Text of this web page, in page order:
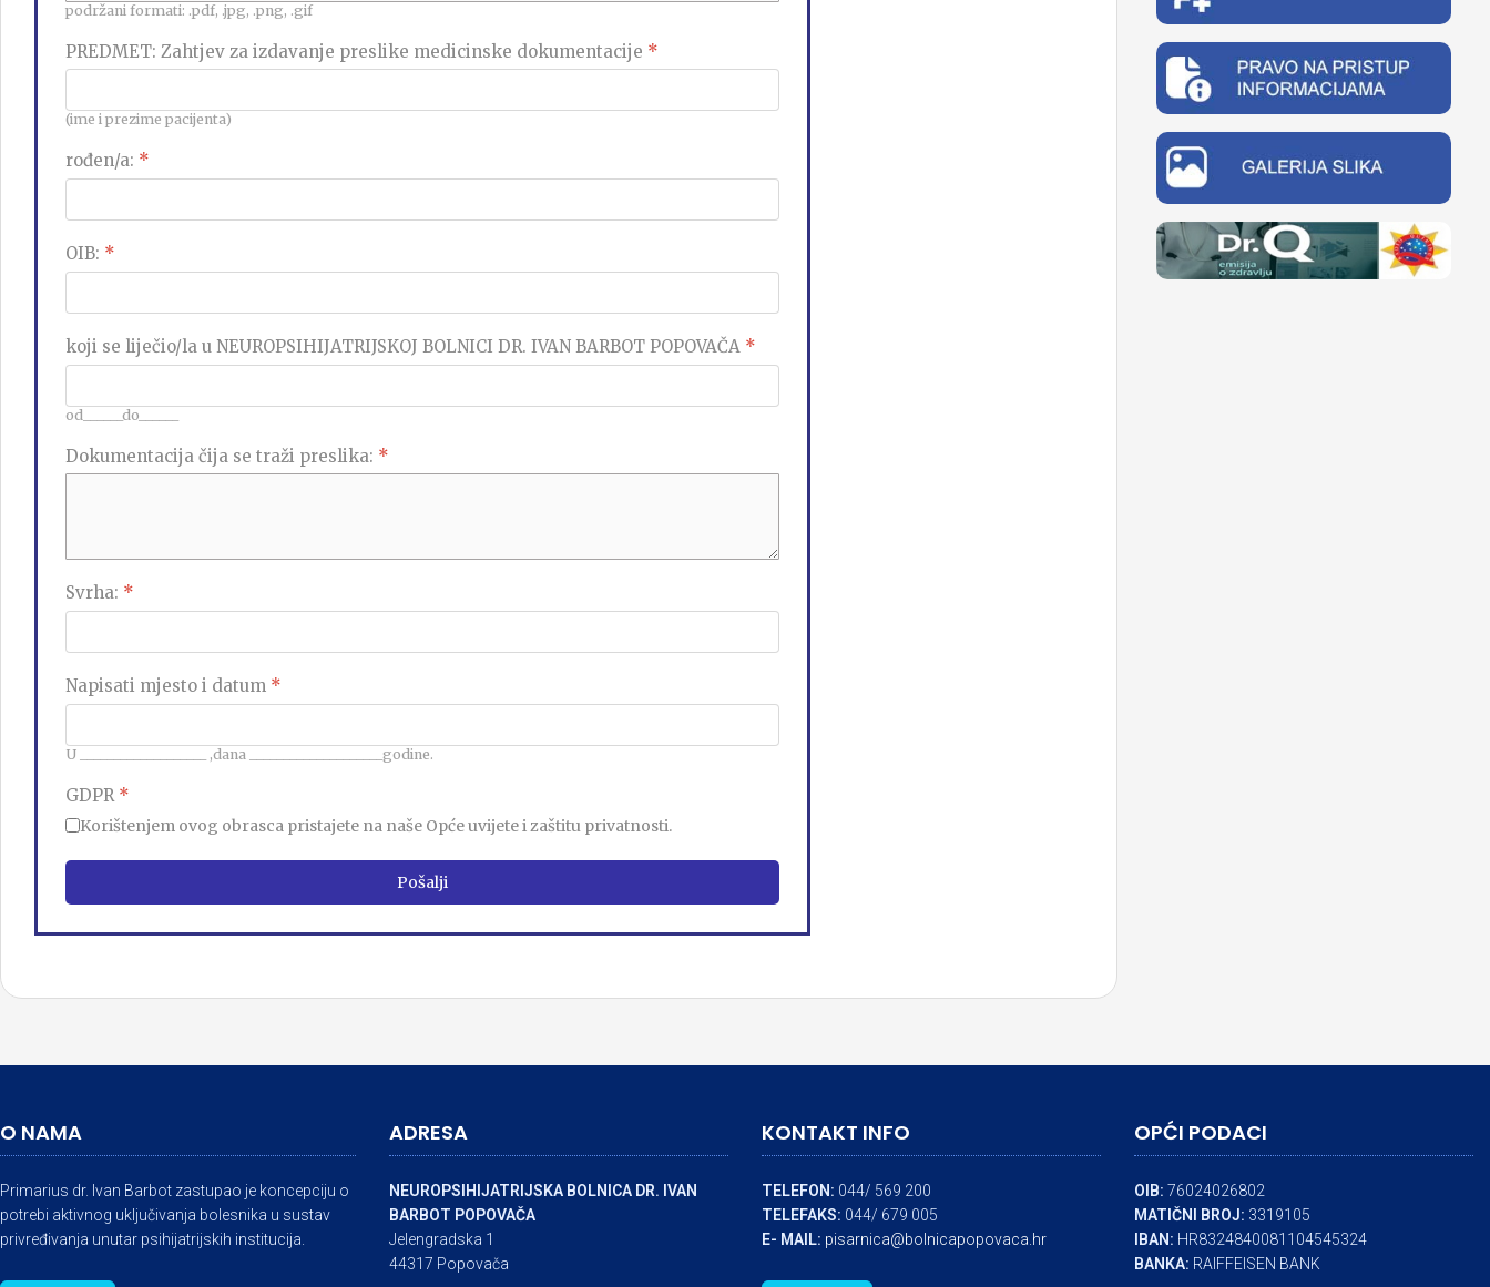
podržani formati: .pdf, .jpg, .png, .gif
PREDMET: Zahtjev za izdavanje preslike medicinske dokumentacije *
(ime i prezime pacijenta)
rođen/a: *
OIB: *
koji se liječio/la u NEUROPSIHIJATRIJSKOJ BOLNICI DR. IVAN BARBOT POPOVAČA *
od______do______
Dokumentacija čija se traži preslika: *
Svrha: *
Napisati mjesto i datum *
U ___________________ ,dana ____________________godine.
GDPR *
Korištenjem ovog obrasca pristajete na naše Opće uvijete i zaštitu privatnosti.
Pošalji
O NAMA
Primarius dr. Ivan Barbot zastupao je koncepciju o
potrebi aktivnog uključivanja bolesnika u sustav
privređivanja unutar psihijatrijskih institucija.
ADRESA
NEUROPSIHIJATRIJSKA BOLNICA DR. IVAN
BARBOT POPOVAČA
Jelengradska 1
44317 Popovača
KONTAKT INFO
TELEFON: 044/ 569 200
TELEFAKS: 044/ 679 005
E- MAIL: pisarnica@bolnicapopovaca.hr
OPĆI PODACI
OIB: 76024026802
MATIČNI BROJ: 3319105
IBAN: HR8324840081104545324
BANKA: RAIFFEISEN BANK